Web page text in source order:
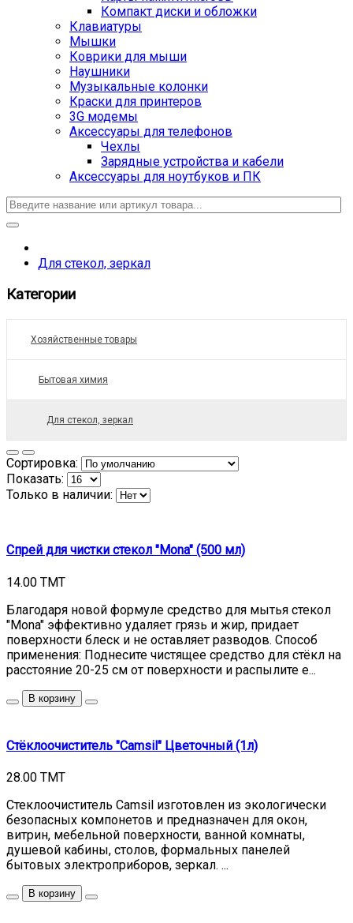
Компакт диски и обложки
Клавиатуры
Мышки
Коврики для мыши
Наушники
Музыкальные колонки
Краски для принтеров
3G модемы
Аксессуары для телефонов
Чехлы
Зарядные устройства и кабели
Аксессуары для ноутбуков и ПК
Для стекол, зеркал
Категории
Хозяйственные товары
Бытовая химия
Для стекол, зеркал
Сортировка:
Показать:
Только в наличии:
Спрей для чистки стекол "Mona" (500 мл)
14.00 TMT
Благодаря новой формуле средство для мытья стекол
"Mona" эффективно удаляет грязь и жир, придает
поверхности блеск и не оставляет разводов. Способ
применения: Поднесите чистящее средство для стёкл на
расстояние 20-25 см от поверхности и распылите е...
В корзину
Стёклоочиститель "Camsil" Цветочный (1л)
28.00 TMT
Стеклоочиститель Camsil изготовлен из экологически
безопасных компонетов и предназначен для окон,
витрин, мебельной поверхности, ванной комнаты,
душевой кабины, столов, формальных панелей
бытовых электроприборов, зеркал. ...
В корзину